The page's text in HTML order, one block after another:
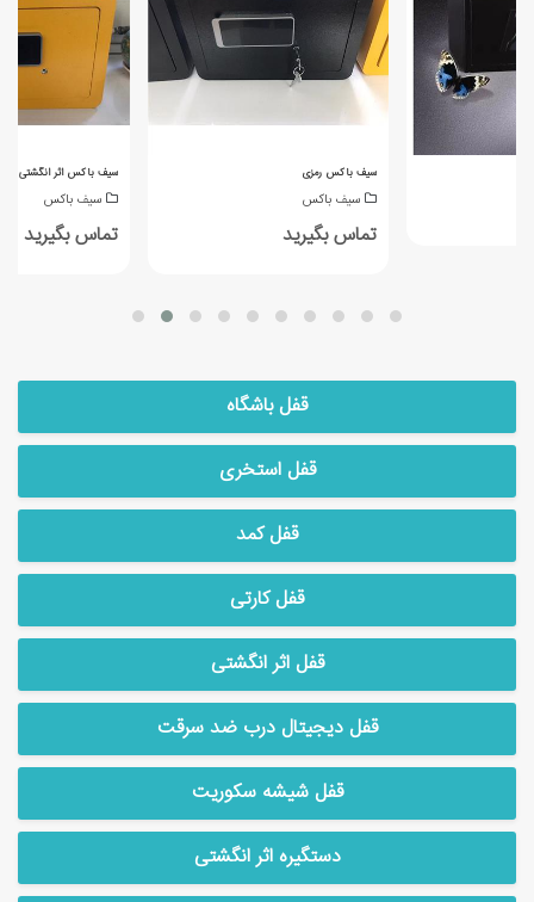
سیف باکس اثر انگشتی
سیف باکس
تماس بگیرید
سیف باکس رمزی
سیف باکس
تماس بگیرید
قفل باشگاه
قفل استخری
قفل کمد
قفل کارتی
قفل اثر انگشتی
قفل دیجیتال درب ضد سرقت
قفل شیشه سکوریت
دستگیره اثر انگشتی